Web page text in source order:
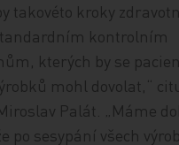
takovéto kroky
kontrolním
kterých by se
mohl dovolat,“
Palát. „Máme
po sesypání všech